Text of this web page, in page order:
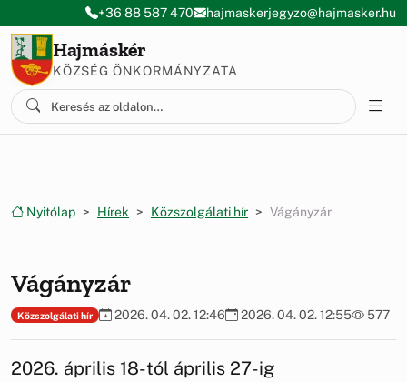
Ugrás a menüre
Ugrás a tartalomra
+36 88 587 470 hajmaskerjegyzo@hajmasker.hu
Hajmáskér
KÖZSÉG ÖNKORMÁNYZATA
Nyitólap Hírek Közszolgálati hír Vágányzár
Vágányzár
Közszolgálati hír 2026. 04. 02. 12:46 2026. 04. 02. 12:55 577
2026. április 18-tól április 27-ig